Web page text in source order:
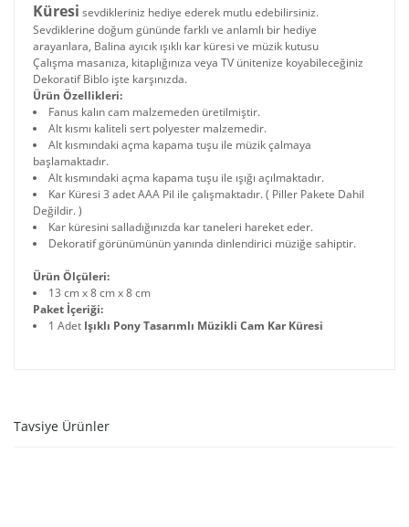
Küresi sevdikleriniz hediye ederek mutlu edebilirsiniz.
Sevdiklerine doğum gününde farklı ve anlamlı bir hediye
arayanlara, Balina ayıcık ışıklı kar küresi ve müzik kutusu
Çalışma masanıza, kitaplığınıza veya TV ünitenize koyabileceğiniz
Dekoratif Biblo işte karşınızda.
Ürün Özellikleri:
Fanus kalın cam malzemeden üretilmiştir.
Alt kısmı kaliteli sert polyester malzemedir.
Alt kısmındaki açma kapama tuşu ile müzik çalmaya
başlamaktadır.
Alt kısmındaki açma kapama tuşu ile ışığı açılmaktadır.
Kar Küresi 3 adet AAA Pil ile çalışmaktadır. ( Piller Pakete Dahil
Değildir. )
Kar küresini salladığınızda kar taneleri hareket eder.
Dekoratif görünümünün yanında dinlendirici müziğe sahiptir.
Ürün Ölçüleri:
13 cm x 8 cm x 8 cm
Paket İçeriği:
1 Adet Işıklı Pony Tasarımlı Müzikli Cam Kar Küresi
Tavsiye Ürünler